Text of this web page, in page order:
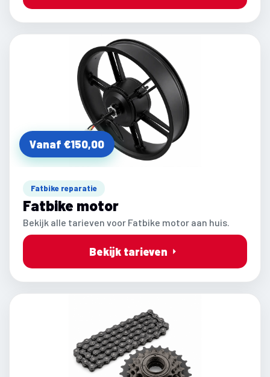
Vanaf €150,00
Fatbike reparatie
Fatbike motor
Bekijk alle tarieven voor Fatbike motor aan huis.
Bekijk tarieven